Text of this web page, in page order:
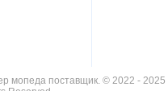
мопеда поставщик. © 2022 -